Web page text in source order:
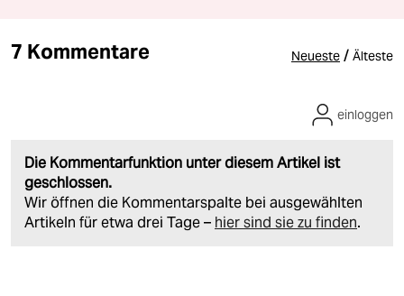
7 Kommentare Neueste / Älteste
Die Kommentarfunktion unter diesem Artikel ist
geschlossen.
Wir öffnen die Kommentarspalte bei ausgewählten
Artikeln für etwa drei Tage – hier sind sie zu finden.
einloggen